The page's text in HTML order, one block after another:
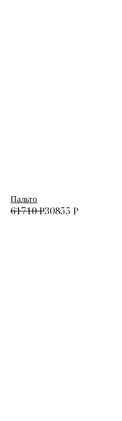
Пальто
61710₽30855 ₽